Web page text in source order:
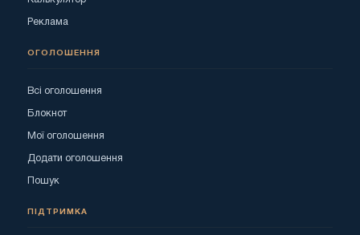
Реклама
ОГОЛОШЕННЯ
Всі оголошення
Блокнот
Мої оголошення
Додати оголошення
Пошук
ПІДТРИМКА